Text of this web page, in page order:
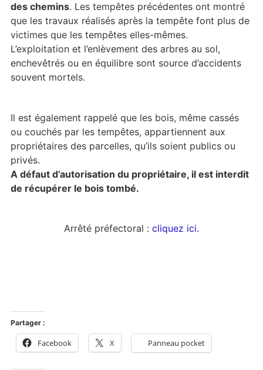
des chemins. Les tempêtes précédentes ont montré
que les travaux réalisés après la tempête font plus de
victimes que les tempêtes elles-mêmes.
L’exploitation et l’enlèvement des arbres au sol,
enchevêtrés ou en équilibre sont source d’accidents
souvent mortels.
Il est également rappelé que les bois, même cassés
ou couchés par les tempêtes, appartiennent aux
propriétaires des parcelles, qu’ils soient publics ou
privés.
A défaut d’autorisation du propriétaire, il est interdit
de récupérer le bois tombé.
Arrêté préfectoral : cliquez ici.
Partager :
Facebook X Panneau pocket